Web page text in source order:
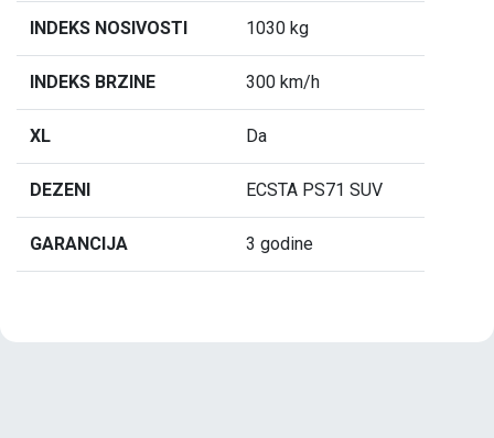
INDEKS NOSIVOSTI 1030 kg
INDEKS BRZINE 300 km/h
XL Da
DEZENI ECSTA PS71 SUV
GARANCIJA 3 godine